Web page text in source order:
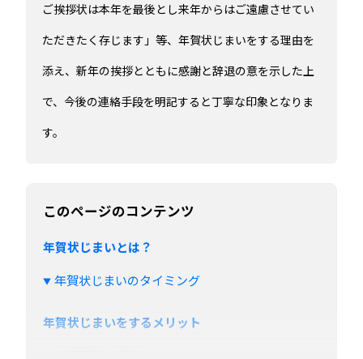
ご挨拶状は本年を最後とし来年からはご遠慮させてい
ただきたく存じます」等、年賀状じまいをする理由を
添え、新年の挨拶とともに感謝と辞退の意を示した上
で、今後の連絡手段を明記すると丁寧な印象となりま
す。
このページのコンテンツ
年賀状じまいとは？
年賀状じまいのタイミング
年賀状じまいをするメリット